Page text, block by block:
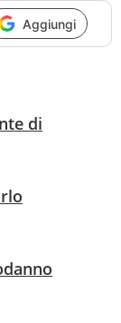
Aggiungi
di